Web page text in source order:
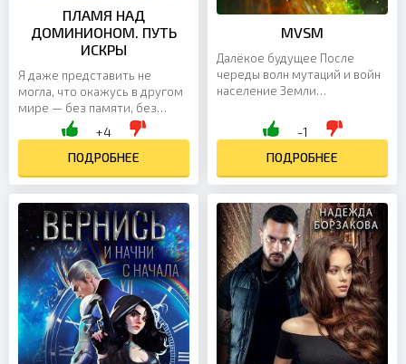
ПЛАМЯ НАД
ДОМИНИОНОМ. ПУТЬ
ИСКРЫ
Я даже представить не
могла, что окажусь в другом
мире — без памяти, без
связи и без единого шанса
понять, как сюда попала.
Здесь царит...
+4
ПОДРОБНЕЕ
MVSM
Далёкое будущее После
череды волн мутаций и войн
население Земли
полумиллиарда человек.
Теперь миром правит
горстка старейших семей...
-1
ПОДРОБНЕЕ